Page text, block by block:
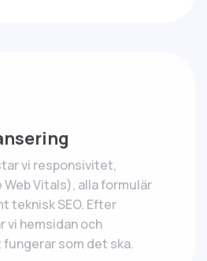
vi responsivitet,
Vitals), alla formulär
teknisk SEO. Efter
vi hemsidan och
som det ska.